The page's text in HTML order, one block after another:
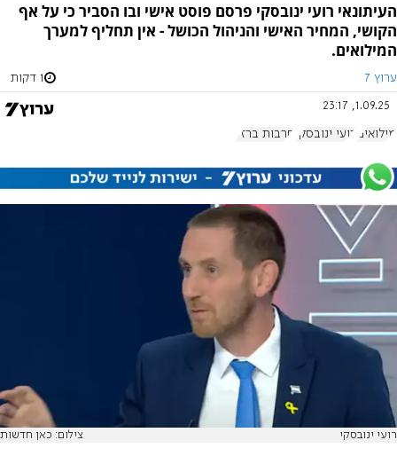
העיתונאי רועי ינובסקי פרסם פוסט אישי ובו הסביר כי על אף
הקושי, המחיר האישי והניהול הכושל - אין תחליף למערך
המילואים.
ערוץ 7 1 דקות
1.09.25, 23:17
מילואים רועי ינובסקי חרבות ברזל
רועי ינובסקי צילום: כאן חדשות